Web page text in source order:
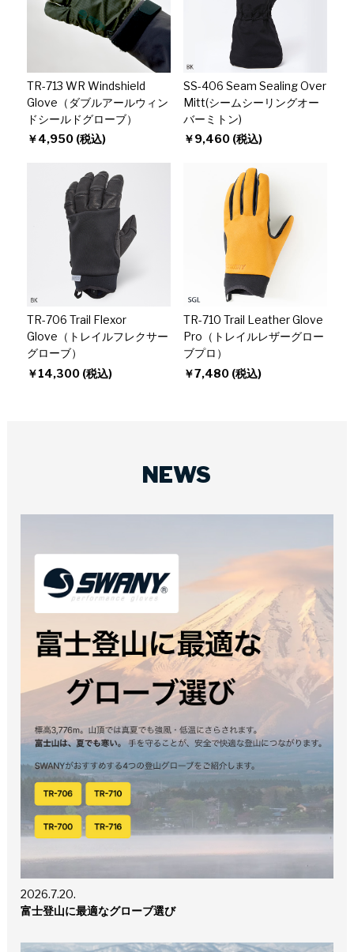
TR-713 WR Windshield
Glove（ダブルアールウィン
ドシールドグローブ）
￥4,950 (税込)
SS-406 Seam Sealing Over
Mitt(シームシーリングオー
バーミトン)
￥9,460 (税込)
TR-706 Trail Flexor
Glove（トレイルフレクサー
グローブ）
￥14,300 (税込)
TR-710 Trail Leather Glove
Pro（トレイルレザーグロー
ブプロ）
￥7,480 (税込)
NEWS
2026.7.20.
富士登山に最適なグローブ選び